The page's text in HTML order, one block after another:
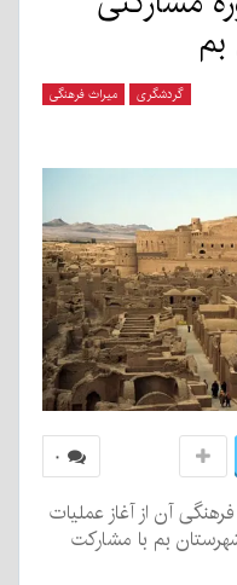
گردشگری میراث فرهنگی
۰
آن از آغاز عملیات
بم با مشارکت